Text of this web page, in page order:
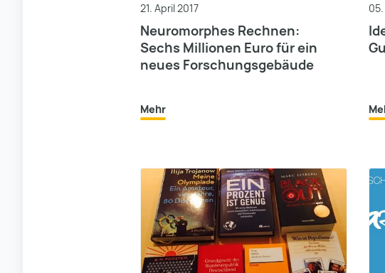
21. April 2017
Neuromorphes Rechnen:
Sechs Millionen Euro für ein
neues Forschungsgebäude
Mehr